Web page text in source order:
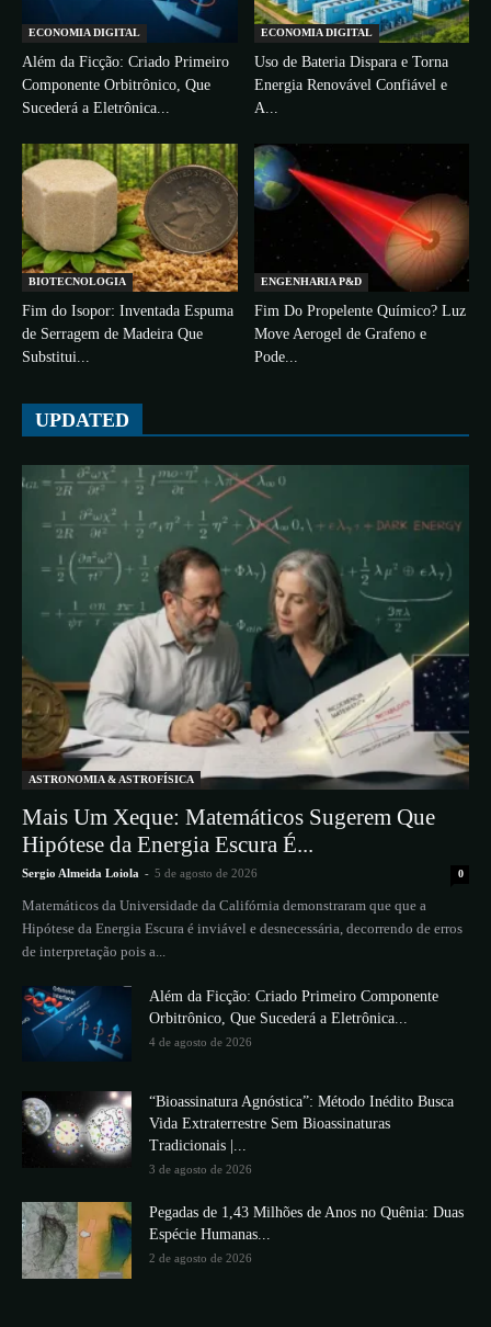
ECONOMIA DIGITAL
Além da Ficção: Criado Primeiro
Componente Orbitrônico, Que
Sucederá a Eletrônica...
ECONOMIA DIGITAL
Uso de Bateria Dispara e Torna
Energia Renovável Confiável e
A...
BIOTECNOLOGIA
Fim do Isopor: Inventada Espuma
de Serragem de Madeira Que
Substitui...
ENGENHARIA P&D
Fim Do Propelente Químico? Luz
Move Aerogel de Grafeno e
Pode...
UPDATED
ASTRONOMIA & ASTROFÍSICA
Mais Um Xeque: Matemáticos Sugerem Que
Hipótese da Energia Escura É...
Sergio Almeida Loiola - 5 de agosto de 2026 0
Matemáticos da Universidade da Califórnia demonstraram que que a
Hipótese da Energia Escura é inviável e desnecessária, decorrendo de erros
de interpretação pois a...
Além da Ficção: Criado Primeiro Componente
Orbitrônico, Que Sucederá a Eletrônica...
4 de agosto de 2026
“Bioassinatura Agnóstica”: Método Inédito Busca
Vida Extraterrestre Sem Bioassinaturas
Tradicionais |...
3 de agosto de 2026
Pegadas de 1,43 Milhões de Anos no Quênia: Duas
Espécie Humanas...
2 de agosto de 2026